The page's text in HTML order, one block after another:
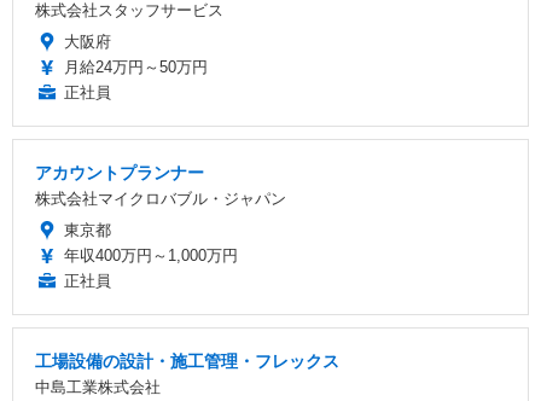
株式会社スタッフサービス
大阪府
月給24万円～50万円
正社員
アカウントプランナー
株式会社マイクロバブル・ジャパン
東京都
年収400万円～1,000万円
正社員
工場設備の設計・施工管理・フレックス
中島工業株式会社